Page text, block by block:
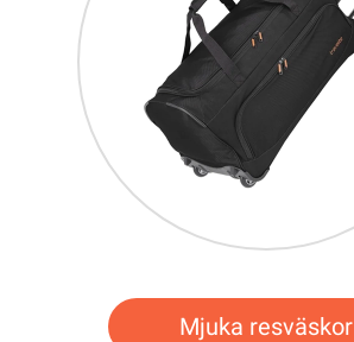
Mjuka resväskor